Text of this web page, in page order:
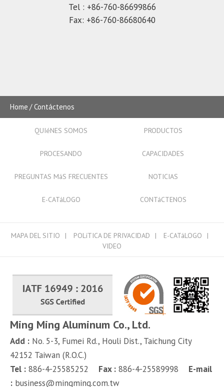
Tel : +86-760-86699866
Fax: +86-760-86680640
Home Contáctenos
QUIéNES SOMOS PRODUCTOS
PROCESANDO CAPACIDADES
PREGUNTAS MáS FRECUENTES NOTICIAS
E-CATáLOGO CONTáCTENOS
MAPA DEL SITIO POLíTICA DE PRIVACIDAD
E-CATáLOGO
VIDEO
Ming Ming Aluminum Co., Ltd.
Add : No. 5-3, Fumei Rd., Houli Dist., Taichung City
42152 Taiwan (R.O.C.)
Tel : 886-4-25585252 Fax : 886-4-25589998
E-mail
: business@mingming.com.tw